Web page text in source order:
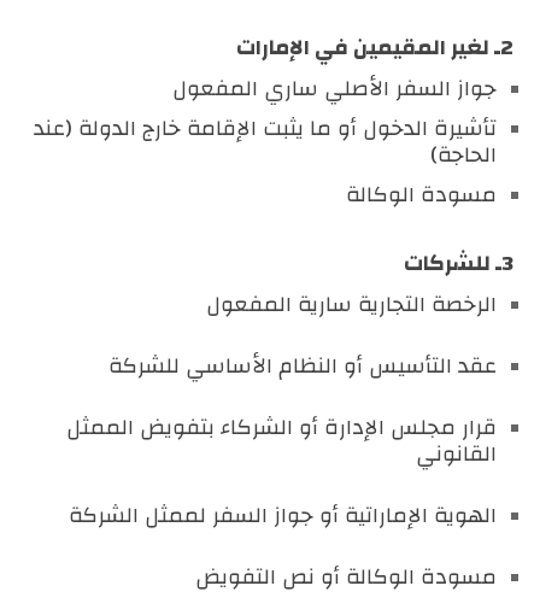
2ـ لغير المقيمين في الإمارات
جواز السفر الأصلي ساري المفعول
تأشيرة الدخول أو ما يثبت الإقامة خارج الدولة (عند
الحاجة)
مسودة الوكالة
3ـ للشركات
الرخصة التجارية سارية المفعول
عقد التأسيس أو النظام الأساسي للشركة
قرار مجلس الإدارة أو الشركاء بتفويض الممثل
القانوني
الهوية الإماراتية أو جواز السفر لممثل الشركة
مسودة الوكالة أو نص التفويض